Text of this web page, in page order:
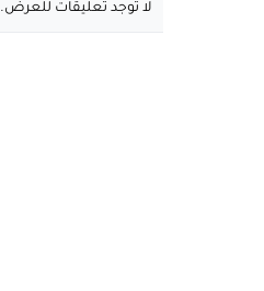
لا توجد تعليقات للعرض.